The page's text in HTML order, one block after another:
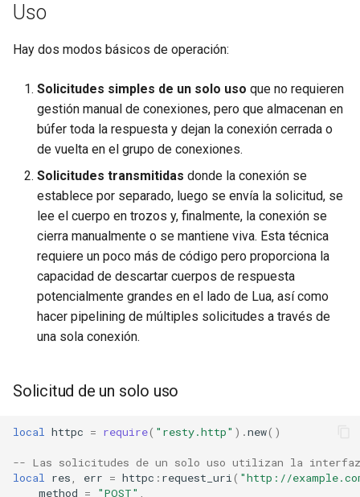
html-sanitize
iconv
image-filter
immerse
immutable
internal-redirect
ipscrub
ipset-access
Uso
Hay dos modos básicos de operación:
Solicitudes simples de un solo uso que no requieren
gestión manual de conexiones, pero que almacenan en
búfer toda la respuesta y dejan la conexión cerrada o
de vuelta en el grupo de conexiones.
Solicitudes transmitidas donde la conexión se
establece por separado, luego se envía la solicitud, se
lee el cuerpo en trozos y, finalmente, la conexión se
cierra manualmente o se mantiene viva. Esta técnica
requiere un poco más de código pero proporciona la
capacidad de descartar cuerpos de respuesta
potencialmente grandes en el lado de Lua, así como
hacer pipelining de múltiples solicitudes a través de
una sola conexión.
Solicitud de un solo uso
local httpc = require( "resty.http" ).new()
-- Las solicitudes de un solo uso utilizan la
local
res err = httpc : request_uri ( "http://
method = "POST"